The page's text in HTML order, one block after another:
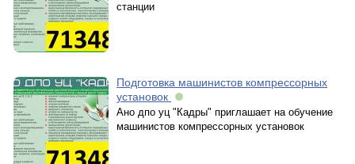
станции
Подготовка машинистов компрессорных
установок
Ано дпо уц "Кадры" приглашает на обучение
машинистов компрессорных установок